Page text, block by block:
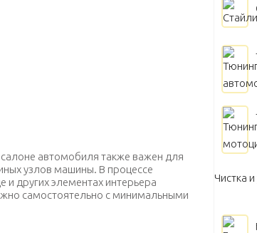
автомобиля также важен для
узлов машины. В процессе
и других элементах интерьера
самостоятельно с минимальными
Чистка